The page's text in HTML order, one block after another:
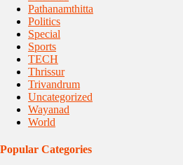
Pathanamthitta
Politics
Special
Sports
TECH
Thrissur
Trivandrum
Uncategorized
Wayanad
World
Popular Categories